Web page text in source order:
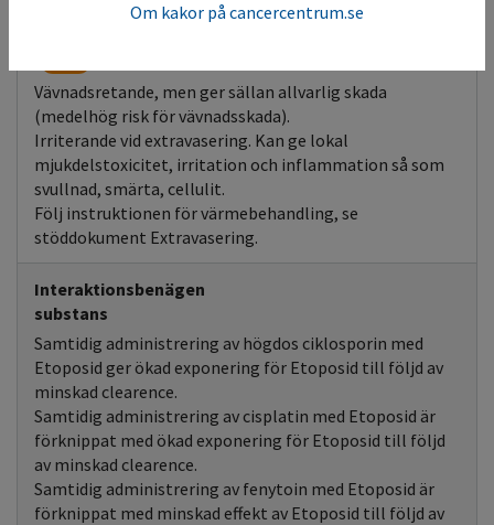
Vävnadsretande, men ger sällan allvarlig skada
(medelhög risk för vävnadsskada).
Irriterande vid extravasering. Kan ge lokal
mjukdelstoxicitet, irritation och inflammation så som
svullnad, smärta, cellulit.
Följ instruktionen för värmebehandling, se
stöddokument Extravasering.
Interaktionsbenägen
substans
Samtidig administrering av högdos ciklosporin med
Etoposid ger ökad exponering för Etoposid till följd av
minskad clearence.
Samtidig administrering av cisplatin med Etoposid är
förknippat med ökad exponering för Etoposid till följd
av minskad clearence.
Samtidig administrering av fenytoin med Etoposid är
förknippat med minskad effekt av Etoposid till följd av
Om kakor på cancercentrum.se